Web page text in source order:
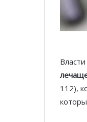
112),